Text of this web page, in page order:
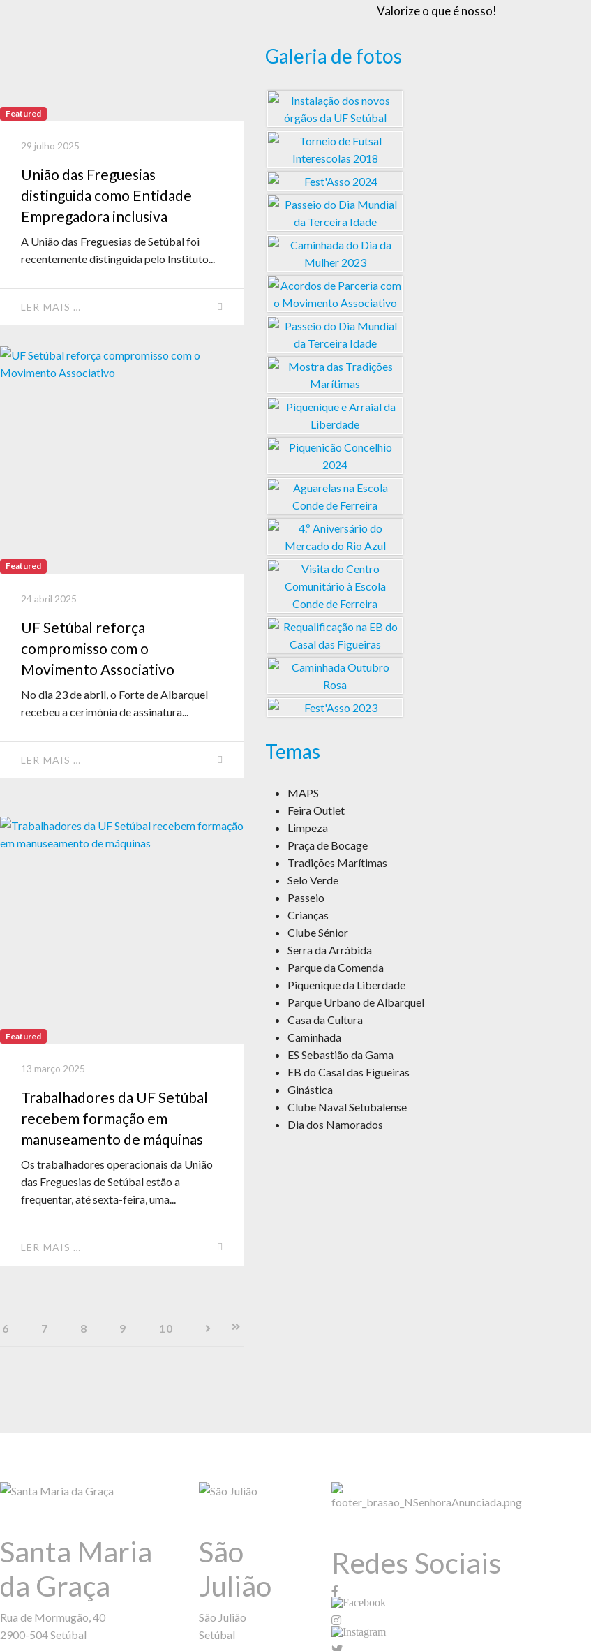
Featured
União das Freguesias
distinguida como Entidade
Empregadora inclusiva
29 julho 2025
A União das Freguesias de Setúbal foi
recentemente distinguida pelo Instituto...
LER MAIS …
Featured
UF Setúbal reforça
compromisso com o
Movimento Associativo
24 abril 2025
No dia 23 de abril, o Forte de Albarquel
recebeu a cerimónia de assinatura...
LER MAIS …
Featured
Trabalhadores da UF Setúbal
recebem formação em
manuseamento de máquinas
13 março 2025
Os trabalhadores operacionais da União
das Freguesias de Setúbal estão a
frequentar, até sexta-feira, uma...
LER MAIS …
6 7 8 9 10
Valorize o que é nosso!
Galeria de fotos
Temas
MAPS
Feira Outlet
Limpeza
Praça de Bocage
Tradições Marítimas
Selo Verde
Passeio
Crianças
Clube Sénior
Serra da Arrábida
Parque da Comenda
Piquenique da Liberdade
Parque Urbano de Albarquel
Casa da Cultura
Caminhada
ES Sebastião da Gama
EB do Casal das Figueiras
Ginástica
Clube Naval Setubalense
Dia dos Namorados
Santa Maria
da Graça
Rua de Mormugão, 40
2900-504 Setúbal
São
Julião
São Julião
Setúbal
Redes Sociais